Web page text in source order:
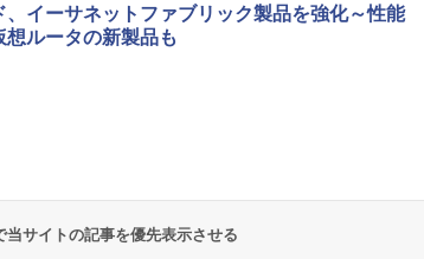
、イーサネットファブリック製品を強化～性能
想ルータの新製品も
サイトの記事を優先表示させる